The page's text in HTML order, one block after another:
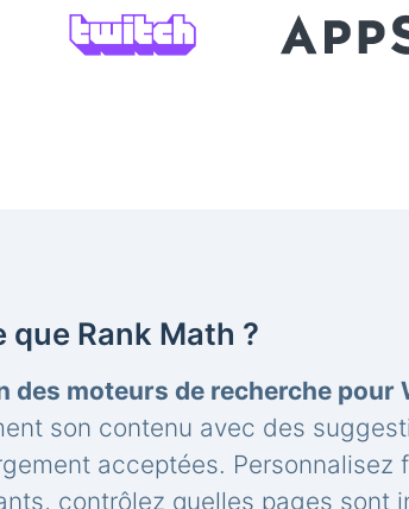
que Rank Math ?
des moteurs de recherche pour
son contenu avec des
acceptées. Personnalisez
contrôlez quelles pages sont